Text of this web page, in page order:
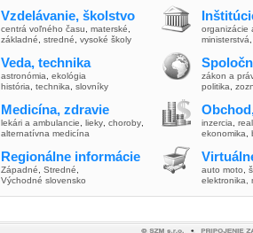
Vzdelávanie, školstvo
centrá voľného času materské
základné
stredné vysoké školy
Veda, technika
astronómia
ekológia
história
technika slovníky
Medicína, zdravie
lekári a ambulancie lieky choroby
alternatívna medicína
Regionálne informácie
Západné Stredné
Východné slovensko
organizácie
ministerstvá
zákon a
politika
inzercia
ekonomika
auto moto
elektronika,